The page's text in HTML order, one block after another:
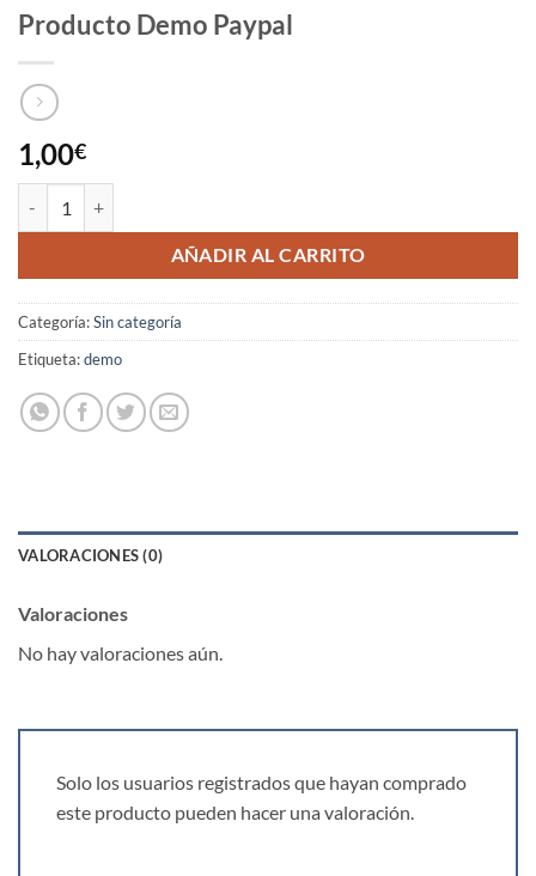
Producto Demo Paypal
1,00€
AÑADIR AL CARRITO
Categoría:Sin categoría
Etiqueta:demo
VALORACIONES (0)
Valoraciones
No hay valoraciones aún.
Solo los usuarios registrados que hayan comprado
este producto pueden hacer una valoración.